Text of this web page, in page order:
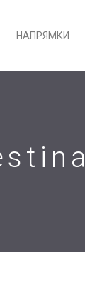
НАПРЯМКИ